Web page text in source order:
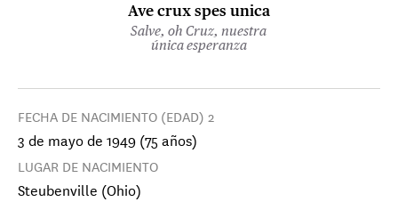
Ave crux spes unica
Salve, oh Cruz, nuestra
única esperanza
FECHA DE NACIMIENTO (EDAD) 2
3 de mayo de 1949 (75 años)
LUGAR DE NACIMIENTO
Steubenville (Ohio)